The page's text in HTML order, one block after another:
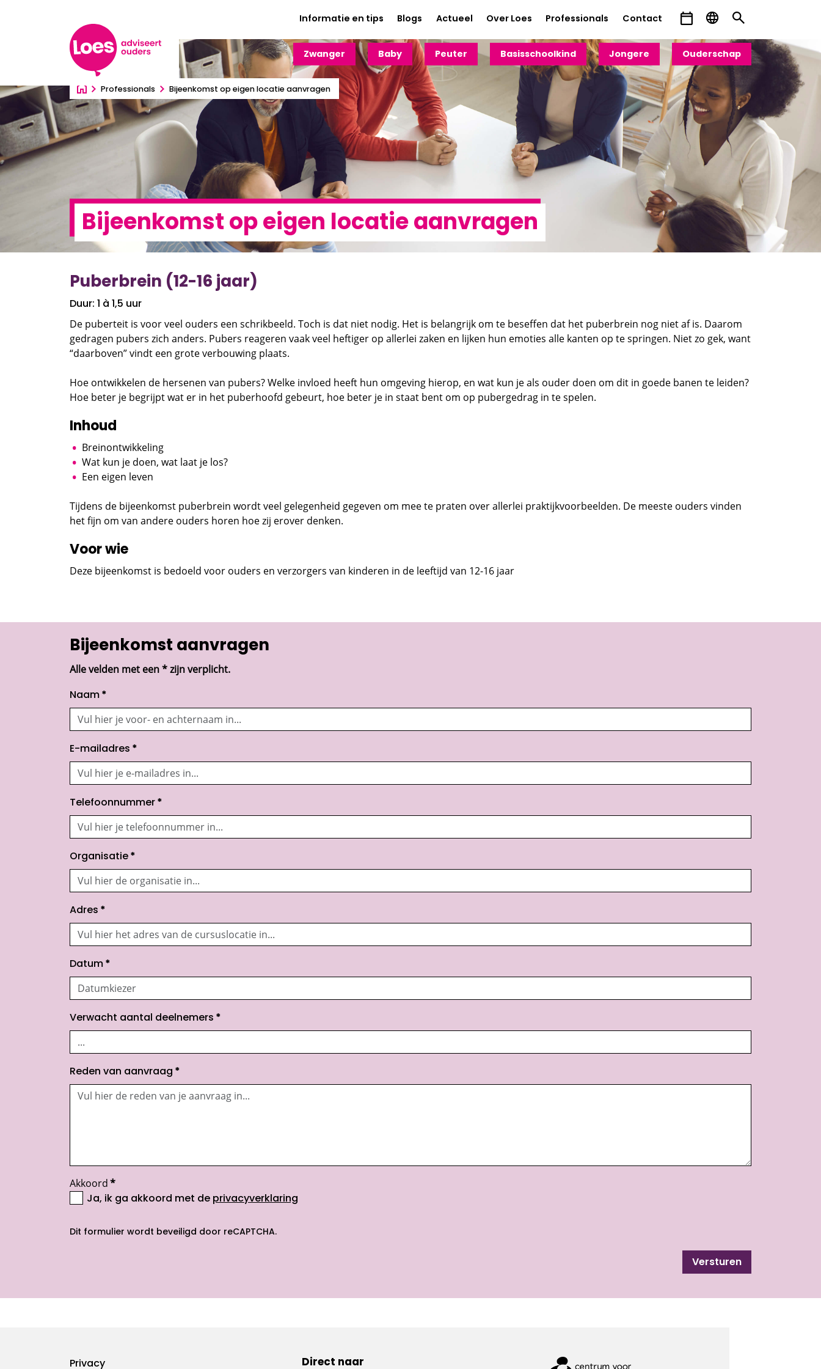
Informatie en tips Blogs Actueel Over Loes Professionals Contact
Zwanger Baby Peuter Basisschoolkind Jongere Ouderschap
Professionals Bijeenkomst op eigen locatie aanvragen
Bijeenkomst op eigen locatie aanvragen
Puberbrein (12-16 jaar)
Duur: 1 à 1,5 uur
De puberteit is voor veel ouders een schrikbeeld. Toch is dat niet nodig. Het is belangrijk om te beseffen dat het puberbrein nog niet af is. Daarom
gedragen pubers zich anders. Pubers reageren vaak veel heftiger op allerlei zaken en lijken hun emoties alle kanten op te springen. Niet zo gek, want
“daarboven” vindt een grote verbouwing plaats.
Hoe ontwikkelen de hersenen van pubers? Welke invloed heeft hun omgeving hierop, en wat kun je als ouder doen om dit in goede banen te leiden?
Hoe beter je begrijpt wat er in het puberhoofd gebeurt, hoe beter je in staat bent om op pubergedrag in te spelen.
Inhoud
Breinontwikkeling
Wat kun je doen, wat laat je los?
Een eigen leven
Tijdens de bijeenkomst puberbrein wordt veel gelegenheid gegeven om mee te praten over allerlei praktijkvoorbeelden. De meeste ouders vinden
het fijn om van andere ouders horen hoe zij erover denken.
Voor wie
Deze bijeenkomst is bedoeld voor ouders en verzorgers van kinderen in de leeftijd van 12-16 jaar
Bijeenkomst aanvragen
Alle velden met een * zijn verplicht.
Naam *
E-mailadres *
Telefoonnummer *
Organisatie *
Adres *
Datum *
Verwacht aantal deelnemers *
Reden van aanvraag *
Akkoord*
Ja, ik ga akkoord met de privacyverklaring
Dit formulier wordt beveiligd door reCAPTCHA.
Versturen
Footermenu
Privacy Direct naar